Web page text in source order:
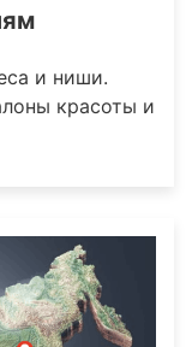
и ниши.
красоты и